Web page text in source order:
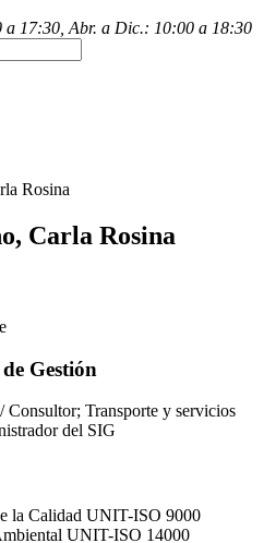
a 17:30, Abr. a Dic.: 10:00 a 18:30
Rosina
Carla Rosina
Gestión
Transporte y servicios
del SIG
la Calidad UNIT-ISO 9000
UNIT-ISO 14000